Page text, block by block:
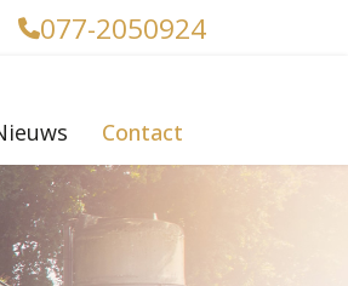
077-2050924
Contact